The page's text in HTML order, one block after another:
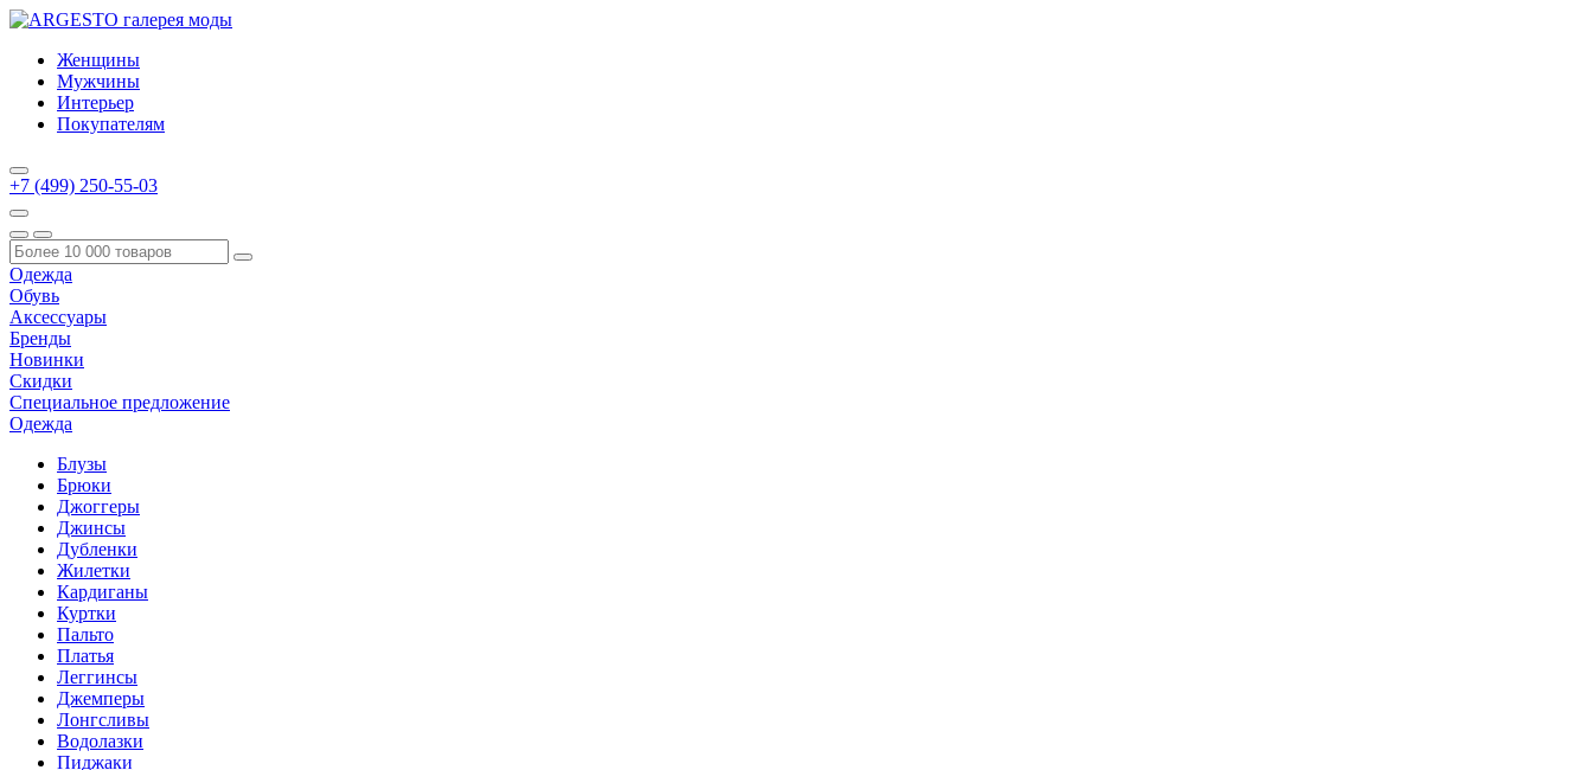
Женщины
Мужчины
Интерьер
Покупателям
+7 (499) 250-55-03
Одежда
Обувь
Аксессуары
Бренды
Новинки
Скидки
Специальное предложение
Одежда
Блузы
Брюки
Джоггеры
Джинсы
Дубленки
Жилетки
Кардиганы
Куртки
Пальто
Платья
Леггинсы
Джемперы
Лонгсливы
Водолазки
Пиджаки